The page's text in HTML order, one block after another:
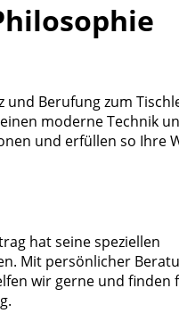
und Berufung zum
moderne Technik
und erfüllen so Ihre
hat seine speziellen
Mit persönlicher
wir gerne und finden